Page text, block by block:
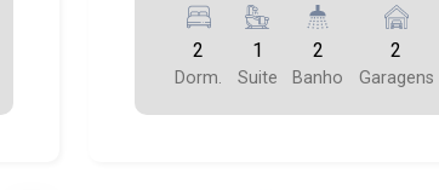
2
Dorm.
1
Suite
2
Banho
2
Garagens